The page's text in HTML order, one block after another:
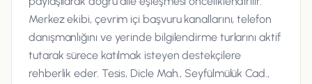
Merkez ekibi, çevrim içi başvuru kanallarını, telefon
danışmanlığını ve yerinde bilgilendirme turlarını aktif
tutarak sürece katılmak isteyen destekçilere
rehberlik eder. Tesis, Dicle Mah., Seyfülmülük Cad.,